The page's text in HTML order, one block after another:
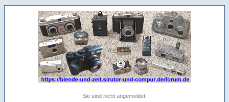
Sie sind nicht angemeldet.